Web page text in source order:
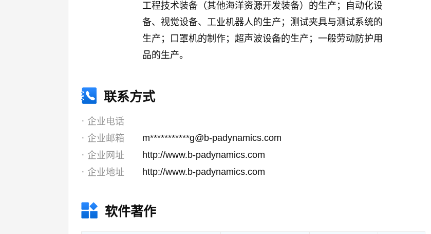
工程技术装备（其他海洋资源开发装备）的生产；自动化设
备、视觉设备、工业机器人的生产；测试夹具与测试系统的
生产；口罩机的制作；超声波设备的生产；一般劳动防护用
品的生产。
联系方式
企业电话
企业邮箱
m***********g@b-padynamics.com
企业网址
http://www.b-padynamics.com
企业地址
http://www.b-padynamics.com
软件著作